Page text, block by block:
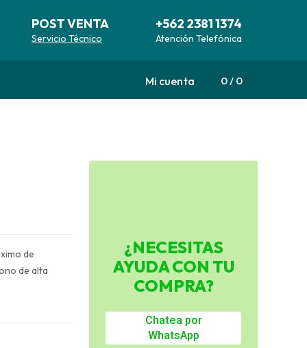
POST VENTA
Servicio Técnico
+562 2381 1374
Atención Telefónica
0 0
Mi cuenta
de
de alta
¿NECESITAS
AYUDA CON TU
COMPRA?
Chatea por
WhatsApp